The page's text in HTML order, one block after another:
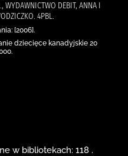
WYDAWNICTWO DEBIT, ANNA I
4PBL.
[2006].
dziecięce kanadyjskie 20
w bibliotekach: 118 .